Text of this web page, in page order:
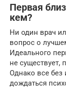
Первая
кем?
Ни один врач
вопрос о
Идеального
не
Однако все без
дождаться